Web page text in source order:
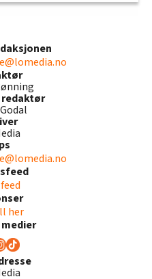
redaktør
her